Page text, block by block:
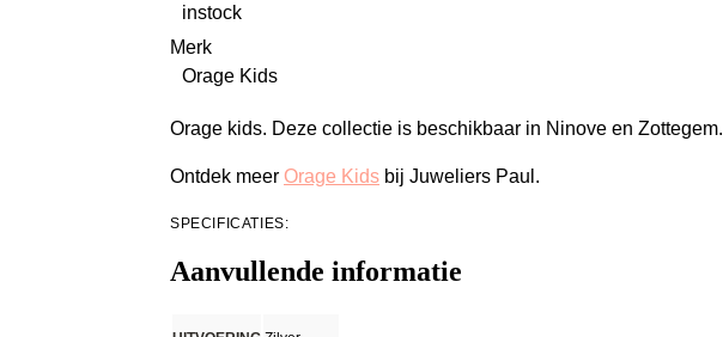
instock
Merk
Orage Kids
Orage kids. Deze collectie is beschikbaar in Ninove en Zottegem.
Ontdek meer Orage Kids bij Juweliers Paul.
SPECIFICATIES:
Aanvullende informatie